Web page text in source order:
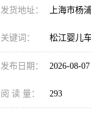
发货地址： 上海市杨
关键词： 松江婴儿
发布日期： 2026-08-07
阅 读 量： 293